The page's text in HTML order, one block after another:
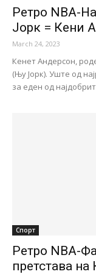
Ретро NBA-
Јорк = Кени
March 24, 2023
Кенет Андерсон,
(Њу Јорк). Уште од
за еден од
Спорт
Ретро NBA-
претстава